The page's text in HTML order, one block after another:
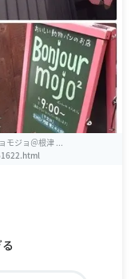
モジョ＠根津 ...